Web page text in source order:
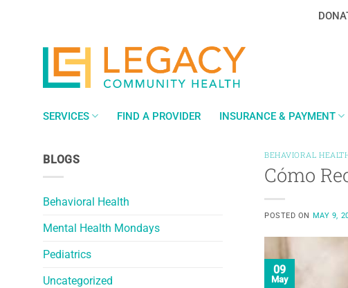
SERVICES FIND A PROVIDER INSURANCE & PAYMENT
BLOGS
Behavioral Health
Mental Health Mondays
Pediatrics
Uncategorized
BEHAVIORAL
Cómo
POSTED ON MAY 9,
09
May